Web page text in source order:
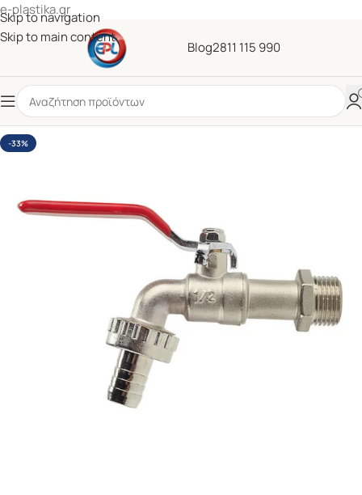
e-plastika.gr
Skip to navigation
Skip to main content
Blog2811 115 990
-33%